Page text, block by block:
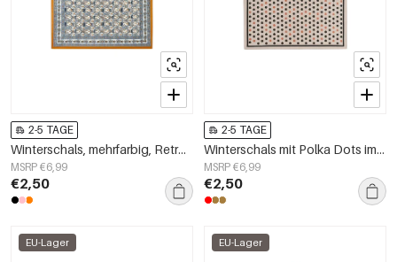
2-5 TAGE
Winterschals, mehrfarbig, Retro-Samt, Alltagsaccessoires
MSRP €6,99
€2,50
2-5 TAGE
Winterschals mit Polka Dots im Retro-Stil aus Kunstseide – Accessoires für jeden Tag
MSRP €6,99
€2,50
EU-Lager EU-Lager